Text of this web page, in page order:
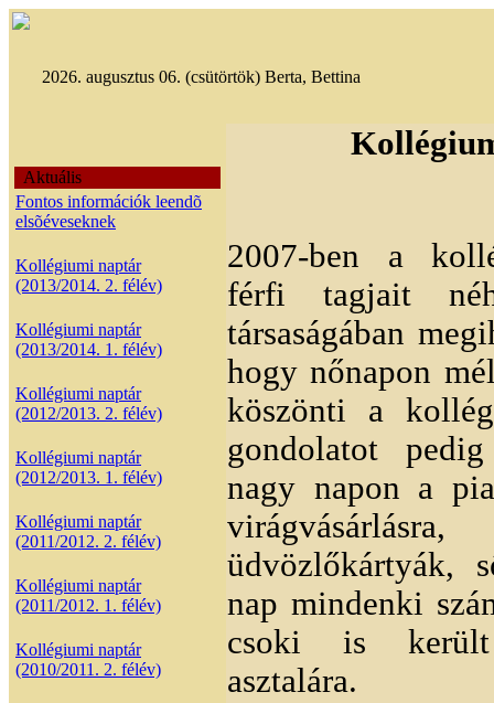
2026. augusztus 06. (csütörtök) Berta, Bettina
Aktuális
Fontos információk leendõ
elsõéveseknek
Kollégiumi naptár
(2013/2014. 2. félév)
Kollégiumi naptár
(2013/2014. 1. félév)
Kollégiumi naptár
(2012/2013. 2. félév)
Kollégiumi naptár
(2012/2013. 1. félév)
Kollégiumi naptár
(2011/2012. 2. félév)
Kollégiumi naptár
(2011/2012. 1. félév)
Kollégiumi naptár
(2010/2011. 2. félév)
2007-ben a
férfi tagjait
társaságában
hogy nőnapon
köszönti a
gondolatot
nagy napon a
üdvözlőkártyák,
nap mindenki
csoki is
asztalára.